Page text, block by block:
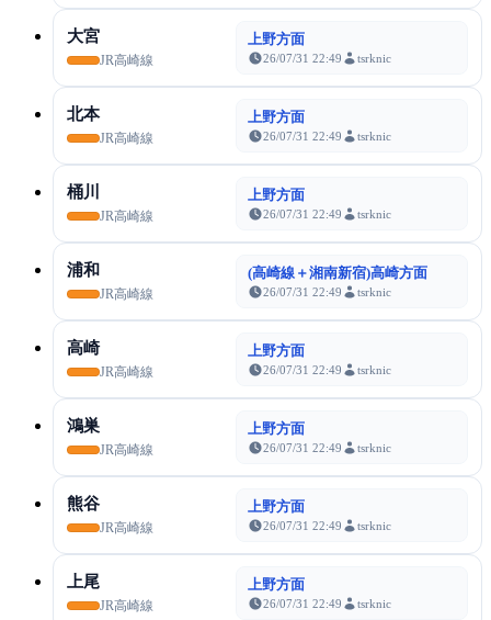
大宮
JR高崎線
上野方面
26/07/31 22:49 tsrknic
北本
JR高崎線
上野方面
26/07/31 22:49 tsrknic
桶川
JR高崎線
上野方面
26/07/31 22:49 tsrknic
浦和
JR高崎線
(高崎線＋湘南新宿)高崎方面
26/07/31 22:49 tsrknic
高崎
JR高崎線
上野方面
26/07/31 22:49 tsrknic
鴻巣
JR高崎線
上野方面
26/07/31 22:49 tsrknic
熊谷
JR高崎線
上野方面
26/07/31 22:49 tsrknic
上尾
JR高崎線
上野方面
26/07/31 22:49 tsrknic